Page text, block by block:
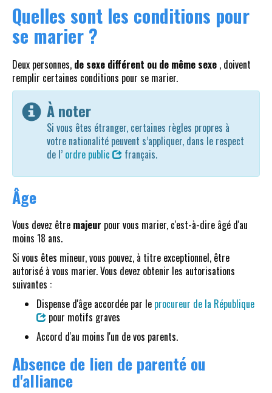
Quelles sont les conditions pour
se marier ?
Deux personnes, de sexe différent ou de même sexe , doivent
remplir certaines conditions pour se marier.
À noter
Si vous êtes étranger, certaines règles propres à
votre nationalité peuvent s’appliquer, dans le respect
de l’ ordre public français.
Âge
Vous devez être majeur pour vous marier, c'est-à-dire âgé d'au
moins 18 ans.
Si vous êtes mineur, vous pouvez, à titre exceptionnel, être
autorisé à vous marier. Vous devez obtenir les autorisations
suivantes :
Dispense d'âge accordée par le procureur de la République
pour motifs graves
Accord d'au moins l'un de vos parents.
Absence de lien de parenté ou
d'alliance